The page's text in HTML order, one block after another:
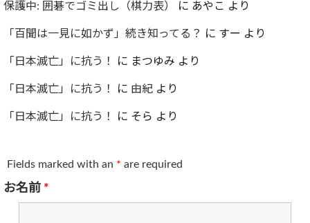
保護中: 囲碁でゴミ出し（棋力表） に あやこ より
「百聞は一見に如かず」続き知ってる？ に すー より
「日本滅亡」に抗う！ に まつゆみ より
「日本滅亡」に抗う！ に 由紀 より
「日本滅亡」に抗う！ に そら より
Fields marked with an * are required
お名前 *